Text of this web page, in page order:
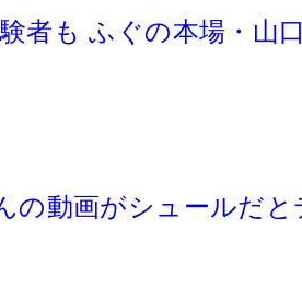
者も ふぐの本場・山
の動画がシュールだ